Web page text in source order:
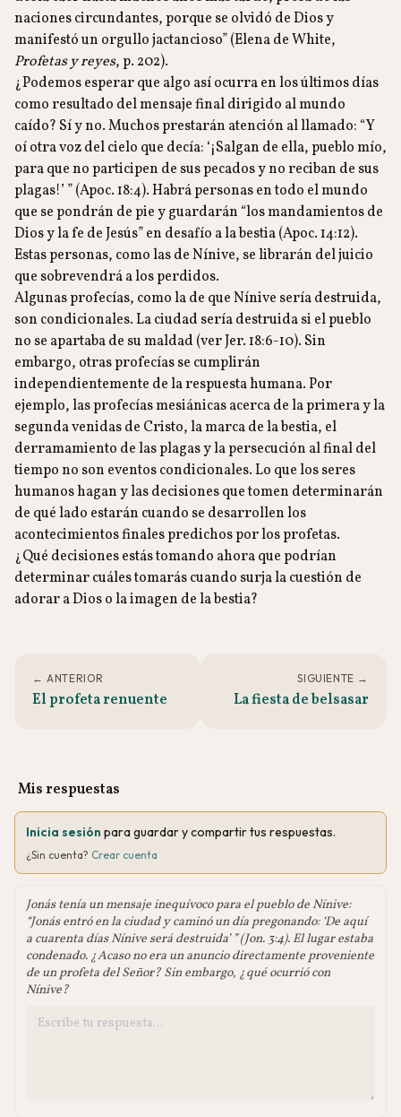
naciones circundantes, porque se olvidó de Dios y
manifestó un orgullo jactancioso” (Elena de White,
Profetas y reyes, p. 202).
¿Podemos esperar que algo así ocurra en los últimos días
como resultado del mensaje final dirigido al mundo
caído? Sí y no. Muchos prestarán atención al llamado: “Y
oí otra voz del cielo que decía: ‘¡Salgan de ella, pueblo mío,
para que no participen de sus pecados y no reciban de sus
plagas!’ ” (Apoc. 18:4). Habrá personas en todo el mundo
que se pondrán de pie y guardarán “los mandamientos de
Dios y la fe de Jesús” en desafío a la bestia (Apoc. 14:12).
Estas personas, como las de Nínive, se librarán del juicio
que sobrevendrá a los perdidos.
Algunas profecías, como la de que Nínive sería destruida,
son condicionales. La ciudad sería destruida si el pueblo
no se apartaba de su maldad (ver Jer. 18:6-10). Sin
embargo, otras profecías se cumplirán
independientemente de la respuesta humana. Por
ejemplo, las profecías mesiánicas acerca de la primera y la
segunda venidas de Cristo, la marca de la bestia, el
derramamiento de las plagas y la persecución al final del
tiempo no son eventos condicionales. Lo que los seres
humanos hagan y las decisiones que tomen determinarán
de qué lado estarán cuando se desarrollen los
acontecimientos finales predichos por los profetas.
¿Qué decisiones estás tomando ahora que podrían
determinar cuáles tomarás cuando surja la cuestión de
adorar a Dios o la imagen de la bestia?
← ANTERIOR
El profeta renuente
SIGUIENTE →
La fiesta de belsasar
Mis respuestas
Inicia sesión para guardar y compartir tus respuestas.
¿Sin cuenta? Crear cuenta
Jonás tenía un mensaje inequívoco para el pueblo de Nínive:
“Jonás entró en la ciudad y caminó un día pregonando: ‘De aquí
a cuarenta días Nínive será destruida’ ” (Jon. 3:4). El lugar estaba
condenado. ¿Acaso no era un anuncio directamente proveniente
de un profeta del Señor? Sin embargo, ¿qué ocurrió con
Nínive?